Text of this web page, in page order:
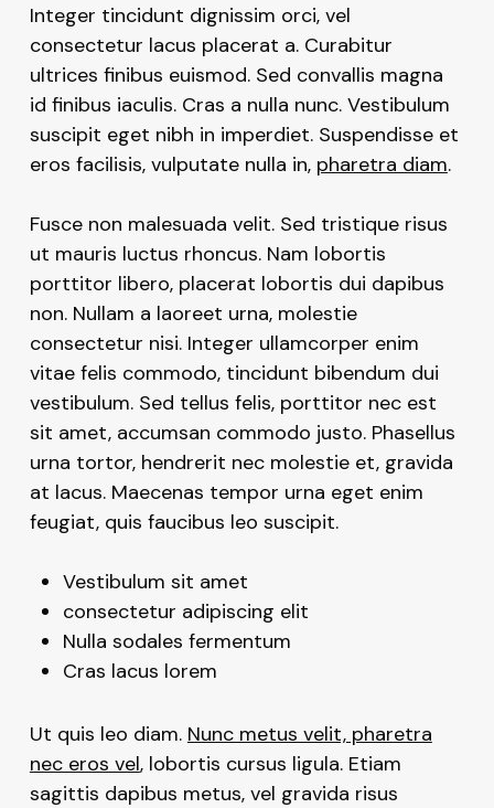
Integer tincidunt dignissim orci, vel
consectetur lacus placerat a. Curabitur
ultrices finibus euismod. Sed convallis magna
id finibus iaculis. Cras a nulla nunc. Vestibulum
suscipit eget nibh in imperdiet. Suspendisse et
eros facilisis, vulputate nulla in, pharetra diam.
Fusce non malesuada velit. Sed tristique risus
ut mauris luctus rhoncus. Nam lobortis
porttitor libero, placerat lobortis dui dapibus
non. Nullam a laoreet urna, molestie
consectetur nisi. Integer ullamcorper enim
vitae felis commodo, tincidunt bibendum dui
vestibulum. Sed tellus felis, porttitor nec est
sit amet, accumsan commodo justo. Phasellus
urna tortor, hendrerit nec molestie et, gravida
at lacus. Maecenas tempor urna eget enim
feugiat, quis faucibus leo suscipit.
Vestibulum sit amet
consectetur adipiscing elit
Nulla sodales fermentum
Cras lacus lorem
Ut quis leo diam. Nunc metus velit, pharetra
nec eros vel, lobortis cursus ligula. Etiam
sagittis dapibus metus, vel gravida risus